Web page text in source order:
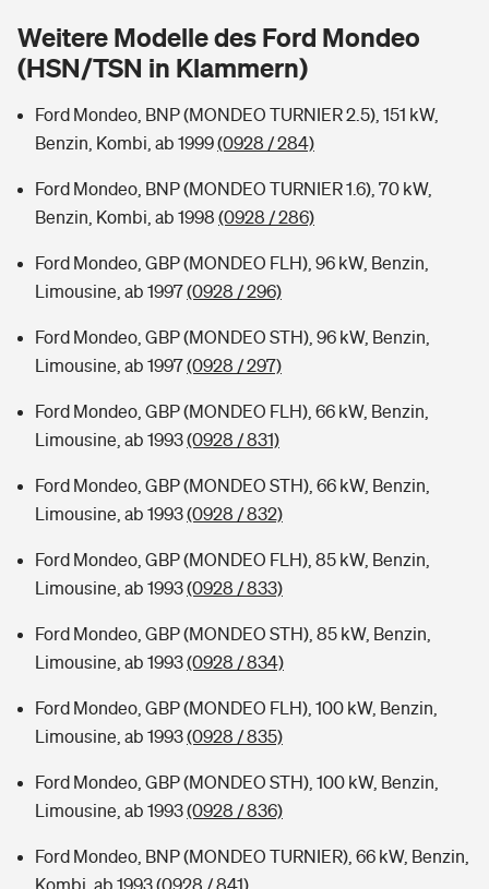
Hochwasser-Check: Wie gefährdet ist Ihr Haus?
Wer versichert was: Jetzt Versicherer finden
Sie haben Fragen?
Private Cyberversicherung
Musikinstrumentenversicherung
Zur Übersicht
Tools
Kinderunfall-Check: Mehr Sicherheit für deine Kids
Typklassen: So ist Ihr Auto eingestuft
Sie haben Fragen?
Rentenrechner: Wie viel Geld bekomme ich im Alter?
Weitere Modelle des Ford Mondeo
(HSN/TSN in Klammern)
Ford Mondeo, BNP (MONDEO TURNIER 2.5), 151 kW,
Benzin, Kombi, ab 1999(0928 / 284)
Ford Mondeo, BNP (MONDEO TURNIER 1.6), 70 kW,
Benzin, Kombi, ab 1998 (0928 / 286)
Ford Mondeo, GBP (MONDEO FLH), 96 kW, Benzin,
Limousine, ab 1997(0928 / 296)
Ford Mondeo, GBP (MONDEO STH), 96 kW, Benzin,
Limousine, ab 1997(0928 / 297)
Ford Mondeo, GBP (MONDEO FLH), 66 kW, Benzin,
Limousine, ab 1993(0928 / 831)
Ford Mondeo, GBP (MONDEO STH), 66 kW, Benzin,
Limousine, ab 1993(0928 / 832)
Ford Mondeo, GBP (MONDEO FLH), 85 kW, Benzin,
Limousine, ab 1993(0928 / 833)
Ford Mondeo, GBP (MONDEO STH), 85 kW, Benzin,
Limousine, ab 1993(0928 / 834)
Ford Mondeo, GBP (MONDEO FLH), 100 kW, Benzin,
Limousine, ab 1993(0928 / 835)
Ford Mondeo, GBP (MONDEO STH), 100 kW, Benzin,
Limousine, ab 1993(0928 / 836)
Ford Mondeo, BNP (MONDEO TURNIER), 66 kW, Benzin,
Kombi, ab 1993(0928 / 841)